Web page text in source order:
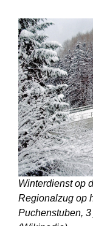
Winterdienst op
Regionalzug op
Puchenstuben,